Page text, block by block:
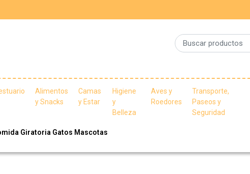
Alimentos
y Snacks
Camas
y Estar
Higiene
y
Belleza
Aves y
Roedores
Transporte,
Paseos y
Seguridad
Giratoria Gatos Mascotas